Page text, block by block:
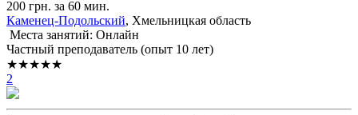
200 грн. за 60 мин.
Каменец-Подольский, Хмельницкая область
Места занятий: Онлайн
Частный преподаватель (опыт 10 лет)
★★★★★
2